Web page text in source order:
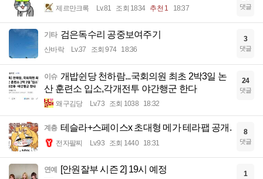
제르만크록 Lv.81 조회 1834 추천 1 18:37 댓글
기타 검은독수리 공중보여주기
산바락 Lv.37 조회 974 18:36
3
댓글
이슈 개밥쉰당 천하람...국회의원 최초 2박3일 논
산 훈련소 입소,각개전투 야간행군 한다
왜구김당 Lv.73 조회 1038 18:32
24
댓글
계층 테슬라+스페이스x 초대형 메가 테라팹 공개.
전자팔찌 Lv.93 조회 1440 18:31
8
댓글
연예 [안원잘부 시즌 2] 19시 예정 1